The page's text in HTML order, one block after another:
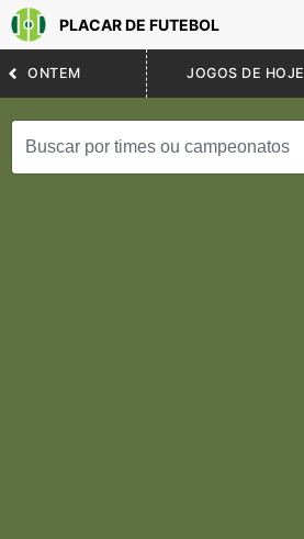
PLACAR DE FUTEBOL
ONTEM JOGOS DE HOJE